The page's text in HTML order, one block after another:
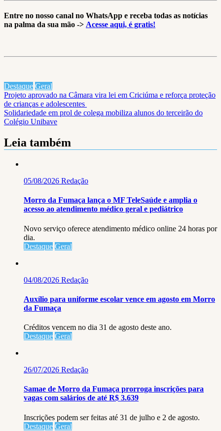
Entre no nosso canal no WhatsApp e receba todas as notícias
na palma da sua mão -> Acesse aqui, é gratis!
Destaque Geral
Navegação
de
Post
Projeto aprovado na Câmara vira lei em Criciúma e reforça proteção
de crianças e adolescentes
Solidariedade em prol de colega mobiliza alunos do terceirão do
Colégio Unibave
Leia também
05/08/2026 Redação
Morro da Fumaça lança o MF TeleSaúde e amplia o
acesso ao atendimento médico geral e pediátrico
Novo serviço oferece atendimento médico online 24 horas por
dia.
Destaque Geral
04/08/2026 Redação
Auxílio para uniforme escolar vence em agosto em Morro
da Fumaça
Créditos vencem no dia 31 de agosto deste ano.
Destaque Geral
26/07/2026 Redação
Samae de Morro da Fumaça prorroga inscrições para
vagas com salários de até R$ 3.639
Inscrições podem ser feitas até 31 de julho e 2 de agosto.
Destaque Geral